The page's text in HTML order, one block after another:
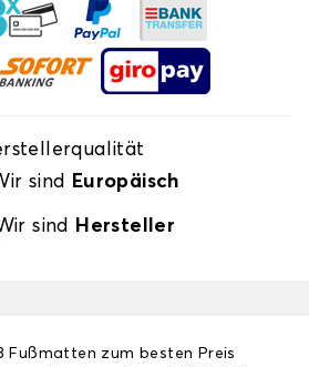
sind
Europäisch
sind Hersteller
Fußmatten zum besten Preis